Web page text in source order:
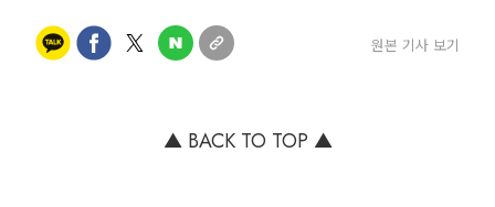
원본 기사 보기
▲ BACK TO TOP ▲